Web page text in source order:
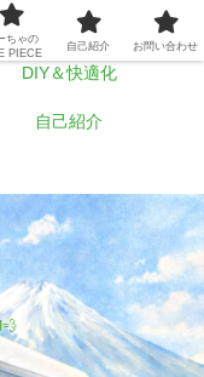
旅行・車中泊
DIY＆快適化
自己紹介
ちゃの
PIECE
自己紹介 お問い合わせ